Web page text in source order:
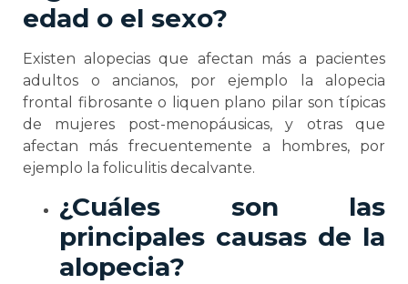
edad o el sexo?
Existen alopecias que afectan más a pacientes
adultos o ancianos, por ejemplo la alopecia
frontal fibrosante o liquen plano pilar son típicas
de mujeres post-menopáusicas, y otras que
afectan más frecuentemente a hombres, por
ejemplo la foliculitis decalvante.
¿Cuáles son las
principales causas de la
alopecia?